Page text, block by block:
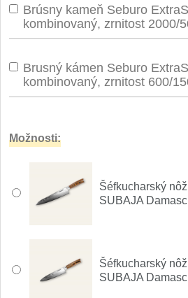
Ostřiče nožů 8
Brusné kameny 3
Doplňky a díly
Nože SEBURO
Nože Seburo SUBAJA 92
Nože Seburo HOGANI 20
Brúsny kameň Seburo
kombinovaný, zrnitost 2000/
Brusný kámen Seburo
kombinovaný, zrnitost 600/
Možnosti:
Šéfkucharský
SUBAJA
Šéfkucharský
SUBAJA